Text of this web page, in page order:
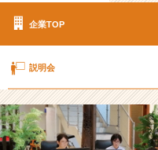
ロ
シ
ン
グ・
ジ
企業TOP
説明会